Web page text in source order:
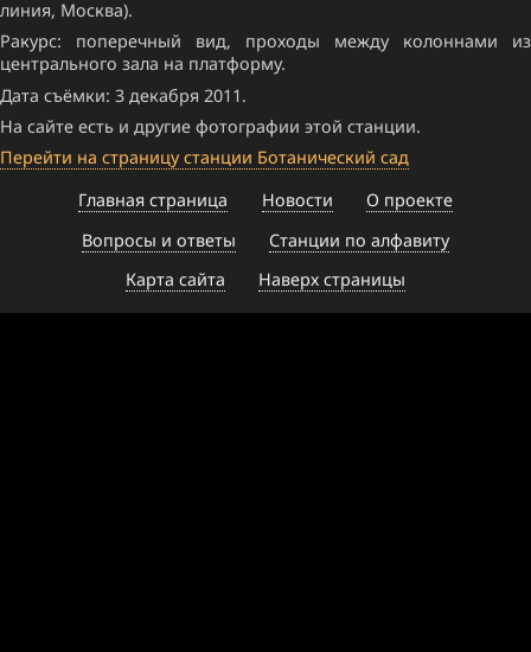
линия, Москва).
Ракурс: поперечный вид, проходы между колоннами из
центрального зала на платформу.
Дата съёмки: 3 декабря 2011.
На сайте есть и другие фотографии этой станции.
Перейти на страницу станции Ботанический сад
Главная страница
Новости
О проекте
Вопросы и ответы
Станции по алфавиту
Карта сайта
Наверх страницы